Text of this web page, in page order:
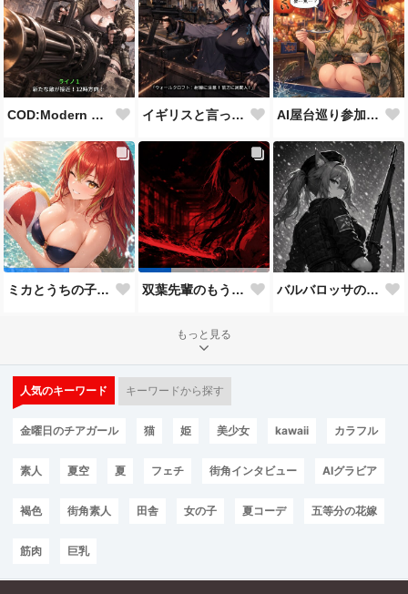
COD:Modern Warfare 3 "Goalpost" イギリスと言ったらこれだよな AI屋台巡り参加作品
ミカとうちの子8人目 双葉先輩のもう一つの顔３ バルバロッサの狙撃兵（Kar98バージョン）
もっと見る
人気のキーワード キーワードから探す
金曜日のチアガール 猫 姫 美少女 kawaii カラフル
素人 夏空 夏 フェチ 街角インタビュー AIグラビア
褐色 街角素人 田舎 女の子 夏コーデ 五等分の花嫁
筋肉 巨乳